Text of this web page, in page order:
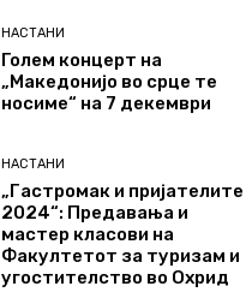
НАСТАНИ
Голем концерт на
„Македонијо во срце те
носиме“ на 7 декември
НАСТАНИ
„Гастромак и пријателите
2024“: Предавања и
мастер класови на
Факултетот за туризам и
угостителство во Охрид